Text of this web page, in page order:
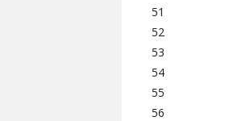
51
52
53
54
55
56